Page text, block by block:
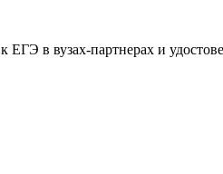
в вузах-партнерах и